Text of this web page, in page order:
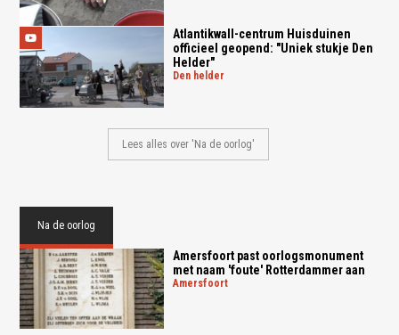
Atlantikwall-centrum Huisduinen
officieel geopend: "Uniek stukje Den
Helder"
den helder
Lees alles over 'Na de oorlog'
Na de oorlog
Amersfoort past oorlogsmonument
met naam 'foute' Rotterdammer aan
amersfoort